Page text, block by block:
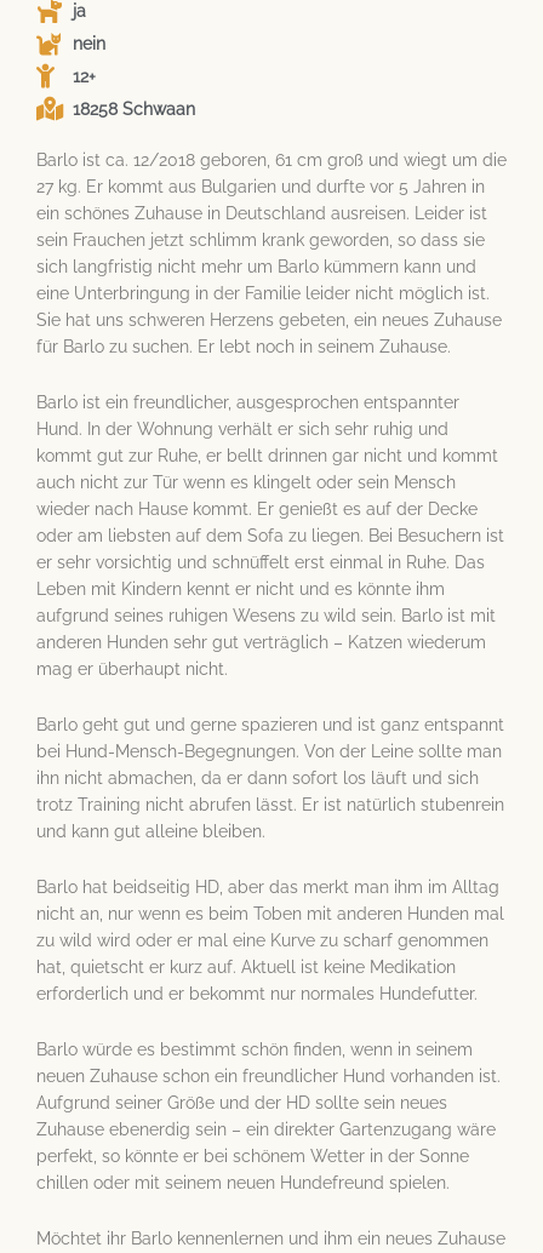
ja
nein
12+
18258 Schwaan
Barlo ist ca. 12/2018 geboren, 61 cm groß und wiegt um die
27 kg. Er kommt aus Bulgarien und durfte vor 5 Jahren in
ein schönes Zuhause in Deutschland ausreisen. Leider ist
sein Frauchen jetzt schlimm krank geworden, so dass sie
sich langfristig nicht mehr um Barlo kümmern kann und
eine Unterbringung in der Familie leider nicht möglich ist.
Sie hat uns schweren Herzens gebeten, ein neues Zuhause
für Barlo zu suchen. Er lebt noch in seinem Zuhause.
Barlo ist ein freundlicher, ausgesprochen entspannter
Hund. In der Wohnung verhält er sich sehr ruhig und
kommt gut zur Ruhe, er bellt drinnen gar nicht und kommt
auch nicht zur Tür wenn es klingelt oder sein Mensch
wieder nach Hause kommt. Er genießt es auf der Decke
oder am liebsten auf dem Sofa zu liegen. Bei Besuchern ist
er sehr vorsichtig und schnüffelt erst einmal in Ruhe. Das
Leben mit Kindern kennt er nicht und es könnte ihm
aufgrund seines ruhigen Wesens zu wild sein. Barlo ist mit
anderen Hunden sehr gut verträglich – Katzen wiederum
mag er überhaupt nicht.
Barlo geht gut und gerne spazieren und ist ganz entspannt
bei Hund-Mensch-Begegnungen. Von der Leine sollte man
ihn nicht abmachen, da er dann sofort los läuft und sich
trotz Training nicht abrufen lässt. Er ist natürlich stubenrein
und kann gut alleine bleiben.
Barlo hat beidseitig HD, aber das merkt man ihm im Alltag
nicht an, nur wenn es beim Toben mit anderen Hunden mal
zu wild wird oder er mal eine Kurve zu scharf genommen
hat, quietscht er kurz auf. Aktuell ist keine Medikation
erforderlich und er bekommt nur normales Hundefutter.
Barlo würde es bestimmt schön finden, wenn in seinem
neuen Zuhause schon ein freundlicher Hund vorhanden ist.
Aufgrund seiner Größe und der HD sollte sein neues
Zuhause ebenerdig sein – ein direkter Gartenzugang wäre
perfekt, so könnte er bei schönem Wetter in der Sonne
chillen oder mit seinem neuen Hundefreund spielen.
Möchtet ihr Barlo kennenlernen und ihm ein neues Zuhause